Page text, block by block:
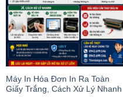
Máy In Hóa Đơn In Ra Toàn
Giấy Trắng, Cách Xử Lý Nhanh